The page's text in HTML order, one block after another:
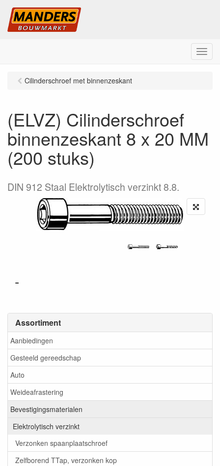
M
e
Assortiment
Aanbiedingen
Gesteeld gereedschap
Auto
Weideafrastering
Bevestigingsmaterialen
Elektrolytisch verzinkt
Verzonken spaanplaatschroef
Zelfborend TTap, verzonken kop
Cilinderschroef met binnenzeskant
(ELVZ) Cilinderschroef
binnenzeskant 8 x 20 MM
(200 stuks)
DIN 912 Staal Elektrolytisch verzinkt 8.8.
-